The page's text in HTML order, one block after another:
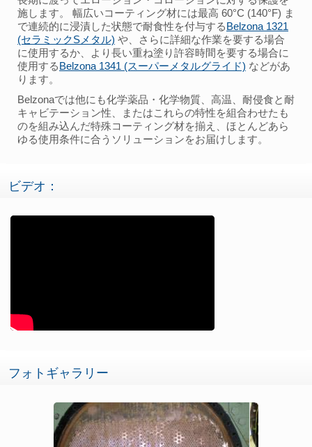
施します。 幅広いコーティング材には最高 60°C (140°F) ま
で連続的に浸漬した状態で耐食性を付与するBelzona 1321
(セラミックSメタル) や、さらに詳細な作業を要する場合
に使用するか、より長い重ね塗り許容時間を要する場合に
使用するBelzona 1341 (スーパーメタルグライド) などがあ
ります。
Belzonaでは他にも化学薬品・化学物質、高温、耐侵食と耐
キャビテーション性、またはこれらの特性を組合わせたも
のを組み込んだ特殊コーティング材を揃え、ほとんどあら
ゆる使用条件に合うソリューションをお届けします。
ビデオ：
フォトギャラリー